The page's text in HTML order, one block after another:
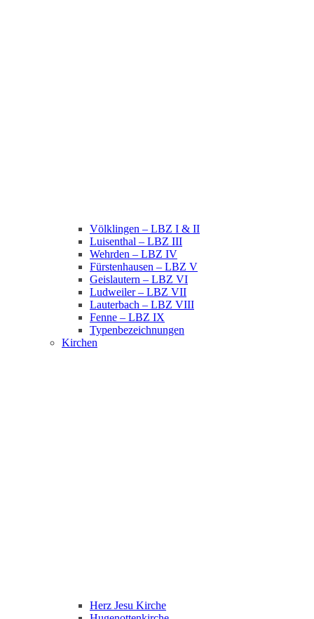
Völklingen – LBZ I & II
Luisenthal – LBZ III
Wehrden – LBZ IV
Fürstenhausen – LBZ V
Geislautern – LBZ VI
Ludweiler – LBZ VII
Lauterbach – LBZ VIII
Fenne – LBZ IX
Typenbezeichnungen
Kirchen
Herz Jesu Kirche